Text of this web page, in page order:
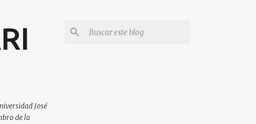
José
de la